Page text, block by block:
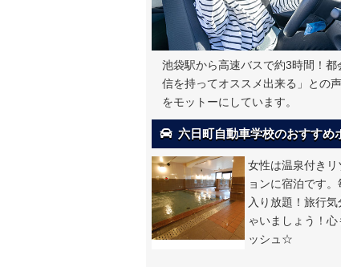
池袋駅から高速バスで約3時間！
信を持ってオススメ出来る」との
をモットーにしています。
六日町自動車学校のおすすめ
女性は温泉付きリ
ョンに宿泊です
入り放題！旅行
ゃいましょう！心
ッシュ☆